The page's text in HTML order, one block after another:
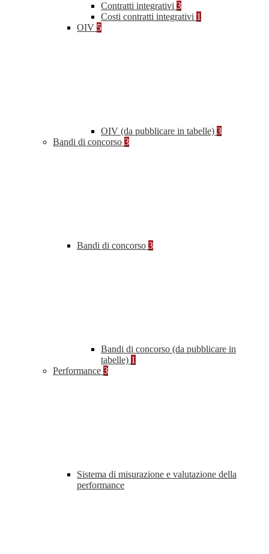
Contratti integrativi 3
Costi contratti integrativi 1
OIV 5
OIV (da pubblicare in tabelle) 3
Bandi di concorso 3
Bandi di concorso 3
Bandi di concorso (da pubblicare in
tabelle) 1
Performance 3
Sistema di misurazione e valutazione della
performance